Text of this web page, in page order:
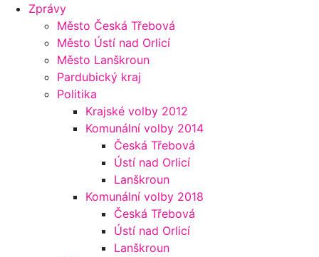
Zprávy
Město Česká Třebová
Město Ústí nad Orlicí
Město Lanškroun
Pardubický kraj
Politika
Krajské volby 2012
Komunální volby 2014
Česká Třebová
Ústí nad Orlicí
Lanškroun
Komunální volby 2018
Česká Třebová
Ústí nad Orlicí
Lanškroun